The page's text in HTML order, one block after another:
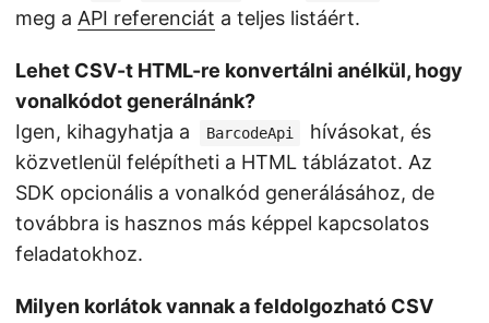
meg a API referenciát a teljes listáért.
Lehet CSV-t HTML-re konvertálni anélkül, hogy
vonalkódot generálnánk?
Igen, kihagyhatja a
BarcodeApi
hívásokat, és
közvetlenül felépítheti a HTML táblázatot. Az
SDK opcionális a vonalkód generálásához, de
továbbra is hasznos más képpel kapcsolatos
feladatokhoz.
Milyen korlátok vannak a feldolgozható CSV